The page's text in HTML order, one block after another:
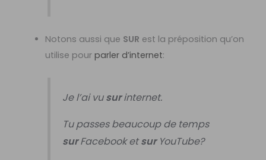
Notons aussi que SUR est la préposition qu’on
utilise pour parler d’internet:
Je l’ai vusurinternet.
Tu passes beaucoup de temps
surFacebook etsur YouTube?